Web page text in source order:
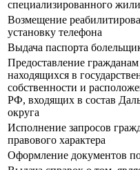
специализированного
Возмещение
установку телефона
Выдача паспорта
Предоставление
находящихся в
собственности и
РФ, входящих в состав
округа
Исполнение запросов
правового характера
Оформление документов